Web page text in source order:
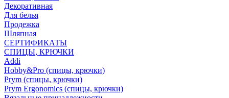
Декоративная
Для белья
Продежка
Шляпная
СЕРТИФИКАТЫ
СПИЦЫ, КРЮЧКИ
Addi
Hobby&Pro (спицы, крючки)
Prym (спицы, крючки)
Prym Ergonomics (спицы, крючки)